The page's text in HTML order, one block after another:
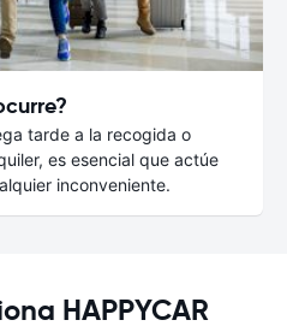
tarde a la recogida o
es esencial que actúe
inconveniente.
HAPPYCAR